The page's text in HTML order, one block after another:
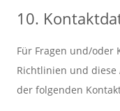
10.
Für Fragen und/oder
Richtlinien und
der folgenden